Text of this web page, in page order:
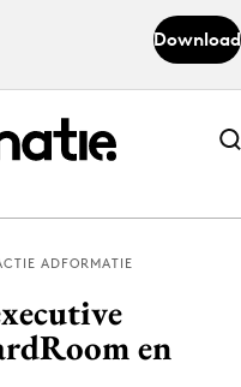
Download
Abonneer nu
Abonneer nu
app
ADFORMATIE
en